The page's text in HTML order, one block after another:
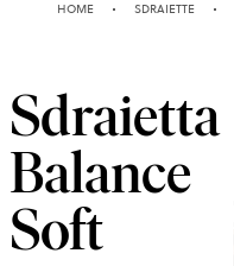
HOME SDRAIETTE
Sdraietta
Balance
Soft